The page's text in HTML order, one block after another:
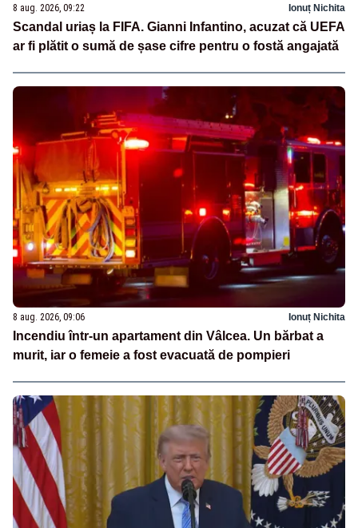
8 aug. 2026, 09:22 Ionuț Nichita
Scandal uriaș la FIFA. Gianni Infantino, acuzat că UEFA
ar fi plătit o sumă de șase cifre pentru o fostă angajată
8 aug. 2026, 09:06 Ionuț Nichita
Incendiu într-un apartament din Vâlcea. Un bărbat a
murit, iar o femeie a fost evacuată de pompieri